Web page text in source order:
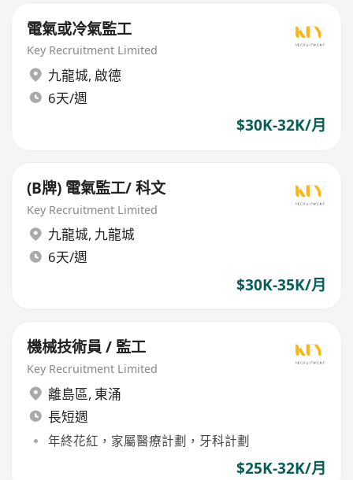
電氣或冷氣監工
Key Recruitment Limited
九龍城, 啟德
6天/週
$30K-32K/月
(B牌) 電氣監工/ 科文
Key Recruitment Limited
九龍城, 九龍城
6天/週
$30K-35K/月
機械技術員 / 監工
Key Recruitment Limited
離島區, 東涌
長短週
年終花紅，家屬醫療計劃，牙科計劃
$25K-32K/月